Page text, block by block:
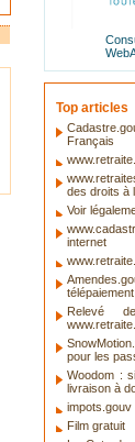
Top articles
Français
des droits à
Voir
internet
Relevé
pour les
Woodom :
livraison à
impots.gouv
Film gratuit